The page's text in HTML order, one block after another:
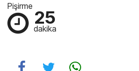
Pişirme
25
dakika